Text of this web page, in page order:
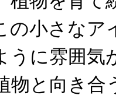
の小さなア
うに雰囲気
物と向き合